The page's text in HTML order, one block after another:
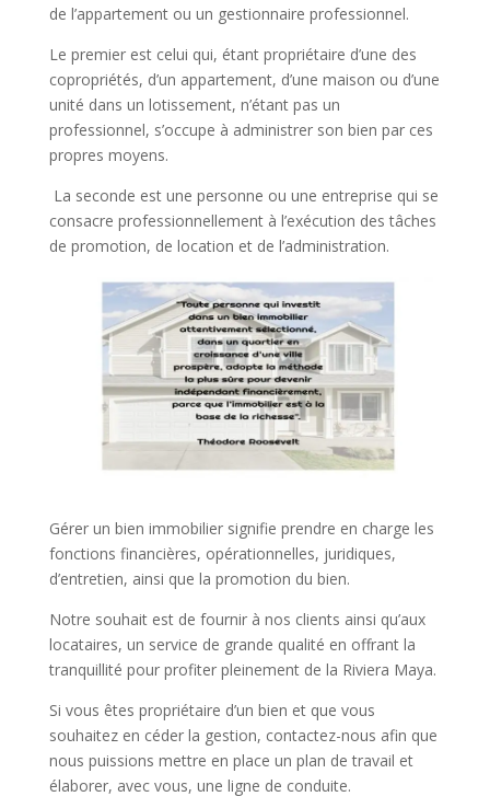
de l’appartement ou un gestionnaire professionnel.
Le premier est celui qui, étant propriétaire d’une des
copropriétés, d’un appartement, d’une maison ou d’une
unité dans un lotissement, n’étant pas un
professionnel, s’occupe à administrer son bien par ces
propres moyens.
La seconde est une personne ou une entreprise qui se
consacre professionnellement à l’exécution des tâches
de promotion, de location et de l’administration.
Gérer un bien immobilier signifie prendre en charge les
fonctions financières, opérationnelles, juridiques,
d’entretien, ainsi que la promotion du bien.
Notre souhait est de fournir à nos clients ainsi qu’aux
locataires, un service de grande qualité en offrant la
tranquillité pour profiter pleinement de la Riviera Maya.
Si vous êtes propriétaire d’un bien et que vous
souhaitez en céder la gestion, contactez-nous afin que
nous puissions mettre en place un plan de travail et
élaborer, avec vous, une ligne de conduite.